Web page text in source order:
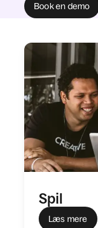
Book en demo
Spil
Læs mere